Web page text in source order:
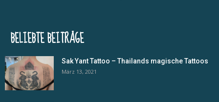
BELIEBTE BEITRÄGE
Sak Yant Tattoo – Thailands magische Tattoos
März 13, 2021